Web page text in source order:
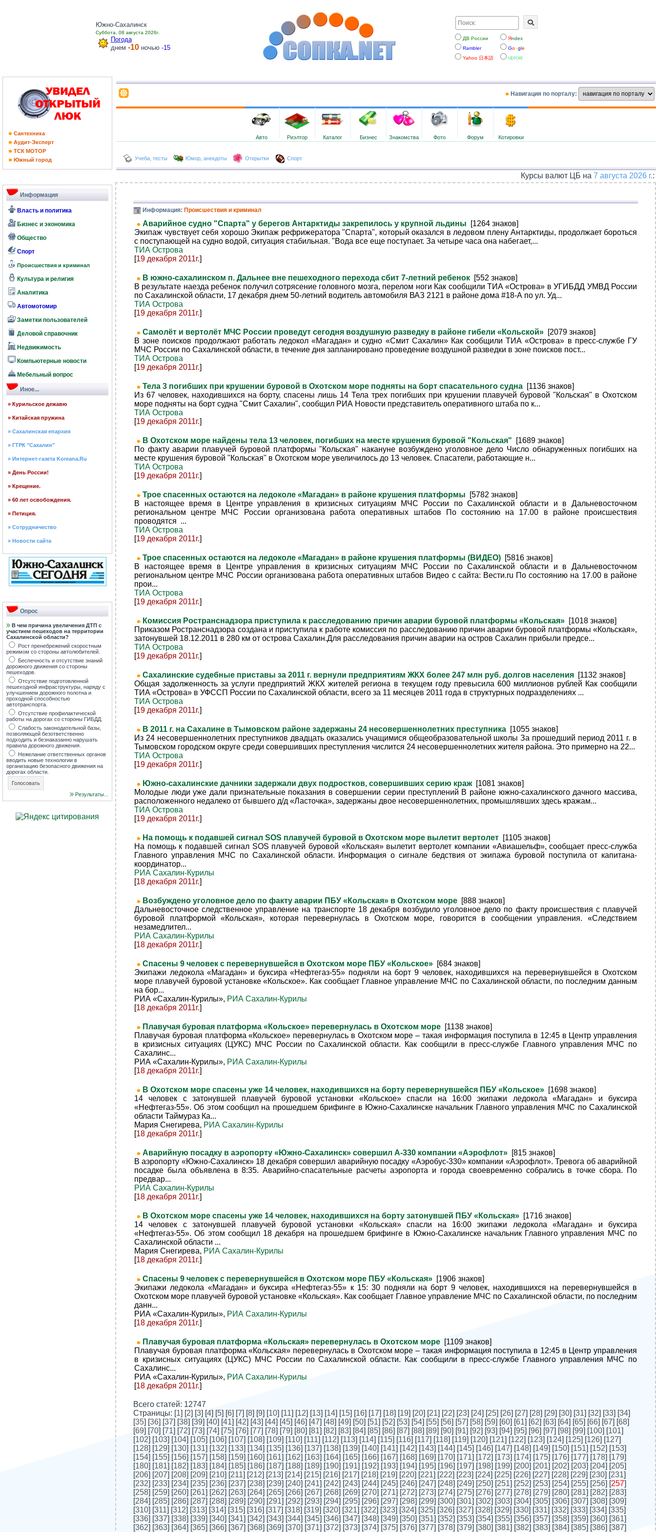
Южно-Сахалинск
Суббота, 08 августа 2026г.
Погода
днем -10ночью -15
ДВ России Яndex
Rambler
Google
Yahoo 日本語
네이버
Cантехника
Аудит-Эксперт
ТCК МОТОР
Южный город
Навигация по порталу:
Авто Риэлтор Каталог Бизнес Знакомства Фото Форум Котировки
Учеба, тесты Юмор, анекдоты Открытки Спорт
Курсы валют ЦБ на 7 августа 2026 г.:
Информация
Власть и политика
Бизнес и экономика
Общество
Спорт
Происшествия и криминал
Культура и религия
Аналитика
Автомотомир
Заметки пользователей
Деловой справочник
Недвижимость
Компьютерные новости
Мебельный вопрос
Иное...
» Курильское дежавю
» Китайская пружина
» Сахалинская епархия
» ГТРК "Сахалин"
» Интернет-газета Koreana.Ru
» День России!
» Крещение.
» 60 лет освобождения.
» Петиция.
» Сотрудничество
» Новости сайта
Опрос
В чем причина увеличения ДТП с
участием пешеходов на территории
Сахалинской области?
Рост пренебрежений скоростным
режимом со стороны автолюбителей.
Беспечность и отсутствие знаний
дорожного движения со стороны
пешеходов.
Отсутствие подготовленной
пешеходной инфраструктуры, наряду с
улучшением дорожного полотна и
проходной способностью
автотранспорта.
Отсутствие профилактической
работы на дорогах со стороны ГИБДД.
Слабость законодательной базы,
позволяющей безответственно
подходить и безнаказанно нарушать
правила дорожного движения.
Нежелание ответственных органов
вводить новые технологии в
организацию безопасного движения на
дорогах области.
Результаты...
Информация: Происшествия и криминал
Аварийное судно "Спарта" у берегов Антарктиды закрепилось у крупной льдины
[1264 знаков]
Экипаж чувствует себя хорошо Экипаж рефрижератора "Спарта", который оказался в ледовом плену Антарктиды, продолжает бороться
с поступающей на судно водой, ситуация стабильная. "Вода все еще поступает. За четыре часа она набегает,...
ТИА Острова
[19 декабря 2011г.]
В южно-сахалинском п. Дальнее вне пешеходного перехода сбит 7-летний ребенок [552 знаков]
В результате наезда ребенок получил сотрясение головного мозга, перелом ноги Как сообщили ТИА «Острова» в УГИБДД УМВД России
по Сахалинской области, 17 декабря днем 50-летний водитель автомобиля ВАЗ 2121 в районе дома #18-А по ул. Уд...
ТИА Острова
[19 декабря 2011г.]
Самолёт и вертолёт МЧС России проведут сегодня воздушную разведку в районе гибели «Кольской» [2079 знаков]
В зоне поисков продолжают работать ледокол «Магадан» и судно «Смит Сахалин» Как сообщили ТИА «Острова» в пресс-службе ГУ
МЧС России по Сахалинской области, в течение дня запланировано проведение воздушной разведки в зоне поисков пост...
ТИА Острова
[19 декабря 2011г.]
Тела 3 погибших при крушении буровой в Охотском море подняты на борт спасательного судна [1136 знаков]
Из 67 человек, находившихся на борту, спасены лишь 14 Тела трех погибших при крушении плавучей буровой "Кольская" в Охотском
море подняты на борт судна "Смит Сахалин", сообщил РИА Новости представитель оперативного штаба по к...
ТИА Острова
[19 декабря 2011г.]
В Охотском море найдены тела 13 человек, погибших на месте крушения буровой "Кольская"
[1689 знаков]
По факту аварии плавучей буровой платформы "Кольская" накануне возбуждено уголовное дело Число обнаруженных погибших на
месте крушения буровой "Кольская" в Охотском море увеличилось до 13 человек. Спасатели, работающие н...
ТИА Острова
[19 декабря 2011г.]
Трое спасенных остаются на ледоколе «Магадан» в районе крушения платформы
[5782 знаков]
В настоящее время в Центре управления в кризисных ситуациям МЧС России по Сахалинской области и в Дальневосточном
региональном центре МЧС России организована работа оперативных штабов По состоянию на 17.00 в районе происшествия
проводятся ...
ТИА Острова
[19 декабря 2011г.]
Трое спасенных остаются на ледоколе «Магадан» в районе крушения платформы (ВИДЕО) [5816 знаков]
В настоящее время в Центре управления в кризисных ситуациям МЧС России по Сахалинской области и в Дальневосточном
региональном центре МЧС России организована работа оперативных штабов Видео с сайта: Вести.ru По состоянию на 17.00 в районе
прои...
ТИА Острова
[19 декабря 2011г.]
Комиссия Ространснадзора приступила к расследованию причин аварии буровой платформы «Кольская» [1018 знаков]
Приказом Ространснадзора создана и приступила к работе комиссия по расследованию причин аварии буровой платформы «Кольская»,
затонувшей 18.12.2011 в 280 км от острова Сахалин.Для расследования причин аварии на остров Сахалин прибыли предсе...
ТИА Острова
[19 декабря 2011г.]
Сахалинские судебные приставы за 2011 г. вернули предприятиям ЖКХ более 247 млн руб. долгов населения [1132 знаков]
Общая задолженность за услуги предприятий ЖКХ жителей региона в текущем году превысила 600 миллионов рублей Как сообщили
ТИА «Острова» в УФССП России по Сахалинской области, всего за 11 месяцев 2011 года в структурных подразделениях ...
ТИА Острова
[19 декабря 2011г.]
В 2011 г. на Сахалине в Тымовском районе задержаны 24 несовершеннолетних преступника [1055 знаков]
Из 24 несовершеннолетних преступников двадцать оказались учащимися общеобразовательной школы За прошедший период 2011 г. в
Тымовском городском округе среди совершивших преступления числится 24 несовершеннолетних жителя района. Это примерно на 22...
ТИА Острова
[19 декабря 2011г.]
Южно-сахалинские дачники задержали двух подростков, совершивших серию краж [1081 знаков]
Молодые люди уже дали признательные показания в совершении серии преступлений В районе южно-сахалинского дачного массива,
расположенного недалеко от бывшего д/д «Ласточка», задержаны двое несовершеннолетних, промышлявших здесь кражам...
ТИА Острова
[19 декабря 2011г.]
На помощь к подавшей сигнал SOS плавучей буровой в Охотском море вылетит вертолет [1105 знаков]
На помощь к подавшей сигнал SOS плавучей буровой «Кольская» вылетит вертолет компании «Авиашельф», сообщает пресс-служба
Главного управления МЧС по Сахалинской области. Информация о сигнале бедствия от экипажа буровой поступила от капитана-
координатор...
РИА Сахалин-Курилы
[18 декабря 2011г.]
Возбуждено уголовное дело по факту аварии ПБУ «Кольская» в Охотском море [888 знаков]
Дальневосточное следственное управление на транспорте 18 декабря возбудило уголовное дело по факту происшествия с плавучей
буровой платформой «Кольская», которая перевернулась в Охотском море, говорится в сообщении управления. «Следствием
незамедлител...
РИА Сахалин-Курилы
[18 декабря 2011г.]
Спасены 9 человек с перевернувшейся в Охотском море ПБУ «Кольское» [684 знаков]
Экипажи ледокола «Магадан» и буксира «Нефтегаз-55» подняли на борт 9 человек, находившихся на перевернувшейся в Охотском
море плавучей буровой установке «Кольское». Как сообщает Главное управление МЧС по Сахалинской области, по последним данным
на бор...
РИА «Сахалин-Курилы», РИА Сахалин-Курилы
[18 декабря 2011г.]
Плавучая буровая платформа «Кольское» перевернулась в Охотском море [1138 знаков]
Плавучая буровая платформа «Кольское» перевернулась в Охотском море – такая информация поступила в 12:45 в Центр управления
в кризисных ситуациях (ЦУКС) МЧС России по Сахалинской области. Как сообщили в пресс-службе Главного управления МЧС по
Сахалинс...
РИА «Сахалин-Курилы», РИА Сахалин-Курилы
[18 декабря 2011г.]
В Охотском море спасены уже 14 человек, находившихся на борту перевернувшейся ПБУ «Кольское» [1698 знаков]
14 человек с затонувшей плавучей буровой установки «Кольское» спасли на 16:00 экипажи ледокола «Магадан» и буксира
«Нефтегаз-55». Об этом сообщил на прошедшем брифинге в Южно-Сахалинске начальник Главного управления МЧС по Сахалинской
области Таймураз Ка...
Мария Снегирева, РИА Сахалин-Курилы
[18 декабря 2011г.]
Аварийную посадку в аэропорту «Южно-Сахалинск» совершил А-330 компании «Аэрофлот» [815 знаков]
В аэропорту «Южно-Сахалинск» 18 декабря совершил аварийную посадку «Аэробус-330» компании «Аэрофлот». Тревога об аварийной
посадке была объявлена в 8:35. Аварийно-спасательные расчеты аэропорта и города своевременно собрались в точке сбора. По
предвар...
РИА Сахалин-Курилы
[18 декабря 2011г.]
В Охотском море спасены уже 14 человек, находившихся на борту затонувшей ПБУ «Кольская» [1716 знаков]
14 человек с затонувшей плавучей буровой установки «Кольская» спасли на 16:00 экипажи ледокола «Магадан» и буксира
«Нефтегаз-55». Об этом сообщил 18 декабря на прошедшем брифинге в Южно-Сахалинске начальник Главного управления МЧС по
Сахалинской области ...
Мария Снегирева, РИА Сахалин-Курилы
[18 декабря 2011г.]
Спасены 9 человек с перевернувшейся в Охотском море ПБУ «Кольская» [1906 знаков]
Экипажи ледокола «Магадан» и буксира «Нефтегаз-55» к 15: 30 подняли на борт 9 человек, находившихся на перевернувшейся в
Охотском море плавучей буровой установке «Кольская». Как сообщает Главное управление МЧС по Сахалинской области, по последним
данн...
РИА «Сахалин-Курилы», РИА Сахалин-Курилы
[18 декабря 2011г.]
Плавучая буровая платформа «Кольская» перевернулась в Охотском море [1109 знаков]
Плавучая буровая платформа «Кольская» перевернулась в Охотском море – такая информация поступила в 12:45 в Центр управления
в кризисных ситуациях (ЦУКС) МЧС России по Сахалинской области. Как сообщили в пресс-службе Главного управления МЧС по
Сахалинс...
РИА «Сахалин-Курилы», РИА Сахалин-Курилы
[18 декабря 2011г.]
Всего статей: 12747
Cтраницы: [1] [2] [3] [4] [5] [6] [7] [8] [9] [10] [11] [12] [13] [14] [15] [16] [17] [18] [19] [20] [21] [22] [23] [24] [25] [26] [27] [28] [29] [30] [31] [32] [33] [34]
[35] [36] [37] [38] [39] [40] [41] [42] [43] [44] [45] [46] [47] [48] [49] [50] [51] [52] [53] [54] [55] [56] [57] [58] [59] [60] [61] [62] [63] [64] [65] [66] [67] [68]
[69] [70] [71] [72] [73] [74] [75] [76] [77] [78] [79] [80] [81] [82] [83] [84] [85] [86] [87] [88] [89] [90] [91] [92] [93] [94] [95] [96] [97] [98] [99] [100] [101]
[102] [103] [104] [105] [106] [107] [108] [109] [110] [111] [112] [113] [114] [115] [116] [117] [118] [119] [120] [121] [122] [123] [124] [125] [126] [127]
[128] [129] [130] [131] [132] [133] [134] [135] [136] [137] [138] [139] [140] [141] [142] [143] [144] [145] [146] [147] [148] [149] [150] [151] [152] [153]
[154] [155] [156] [157] [158] [159] [160] [161] [162] [163] [164] [165] [166] [167] [168] [169] [170] [171] [172] [173] [174] [175] [176] [177] [178] [179]
[180] [181] [182] [183] [184] [185] [186] [187] [188] [189] [190] [191] [192] [193] [194] [195] [196] [197] [198] [199] [200] [201] [202] [203] [204] [205]
[206] [207] [208] [209] [210] [211] [212] [213] [214] [215] [216] [217] [218] [219] [220] [221] [222] [223] [224] [225] [226] [227] [228] [229] [230] [231]
[232] [233] [234] [235] [236] [237] [238] [239] [240] [241] [242] [243] [244] [245] [246] [247] [248] [249] [250] [251] [252] [253] [254] [255] [256] [257]
[258] [259] [260] [261] [262] [263] [264] [265] [266] [267] [268] [269] [270] [271] [272] [273] [274] [275] [276] [277] [278] [279] [280] [281] [282] [283]
[284] [285] [286] [287] [288] [289] [290] [291] [292] [293] [294] [295] [296] [297] [298] [299] [300] [301] [302] [303] [304] [305] [306] [307] [308] [309]
[310] [311] [312] [313] [314] [315] [316] [317] [318] [319] [320] [321] [322] [323] [324] [325] [326] [327] [328] [329] [330] [331] [332] [333] [334] [335]
[336] [337] [338] [339] [340] [341] [342] [343] [344] [345] [346] [347] [348] [349] [350] [351] [352] [353] [354] [355] [356] [357] [358] [359] [360] [361]
[362] [363] [364] [365] [366] [367] [368] [369] [370] [371] [372] [373] [374] [375] [376] [377] [378] [379] [380] [381] [382] [383] [384] [385] [386] [387]